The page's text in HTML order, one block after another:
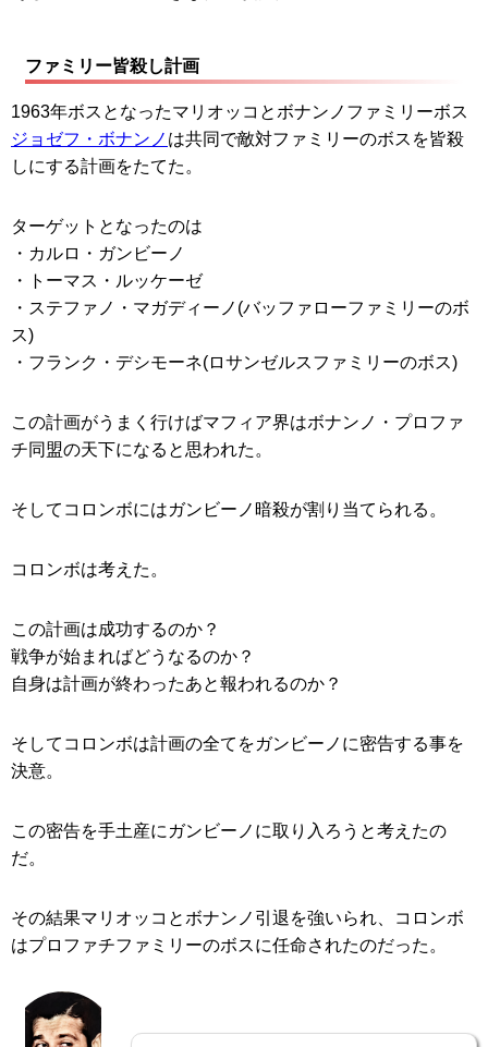
ファミリー皆殺し計画
1963年ボスとなったマリオッコとボナンノファミリーボス
ジョゼフ・ボナンノ は共同で敵対ファミリーのボスを皆殺
しにする計画をたてた。
ターゲットとなったのは
・カルロ・ガンビーノ
・トーマス・ルッケーゼ
・ステファノ・マガディーノ(バッファローファミリーのボ
ス)
・フランク・デシモーネ(ロサンゼルスファミリーのボス)
この計画がうまく行けばマフィア界はボナンノ・プロファ
チ同盟の天下になると思われた。
そしてコロンボにはガンビーノ暗殺が割り当てられる。
コロンボは考えた。
この計画は成功するのか？
戦争が始まればどうなるのか？
自身は計画が終わったあと報われるのか？
そしてコロンボは計画の全てをガンビーノに密告する事を
決意。
この密告を手土産にガンビーノに取り入ろうと考えたの
だ。
その結果マリオッコとボナンノ引退を強いられ、コロンボ
はプロファチファミリーのボスに任命されたのだった。